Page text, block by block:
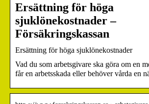
Ersättning för höga
sjuklönekostnader –
Försäkringskassan
Ersättning för höga sjuklönekostnader
Vad du som arbetsgivare ska göra om en
får en arbetsskada eller behöver vårda en